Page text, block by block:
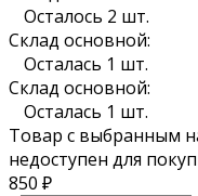
Осталось 2 шт.
Склад основной:
Осталась 1 шт.
Склад основной:
Осталась 1 шт.
Товар с выбранным
недоступен для
850 ₽